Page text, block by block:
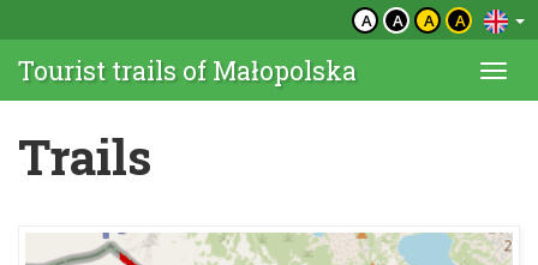
A A A A
Tourist trails of Małopolska
Trails